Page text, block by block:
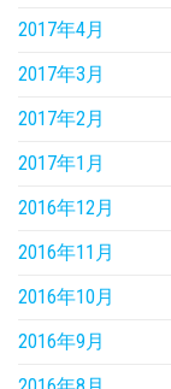
2017年4月
2017年3月
2017年2月
2017年1月
2016年12月
2016年11月
2016年10月
2016年9月